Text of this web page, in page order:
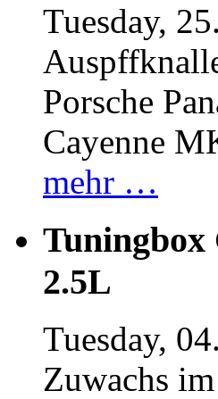
Tuesday,
Porsche
Cayenne
mehr …
Tuningbox
2.5L
Tuesday,
Zuwachs